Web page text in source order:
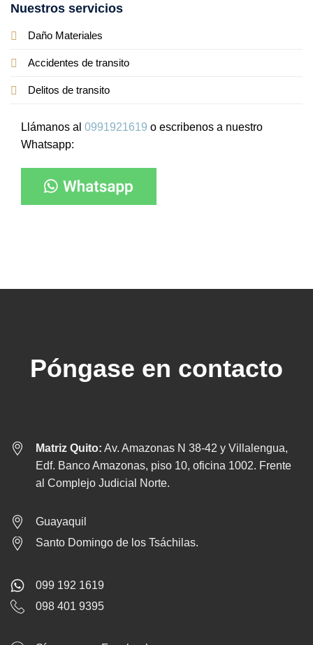
Nuestros servicios
Daño Materiales
Accidentes de transito
Delitos de transito
Llámanos al 0991921619 o escribenos a nuestro
Whatsapp:
Póngase en contacto
Matriz Quito: Av. Amazonas N 38-42 y Villalengua,
Edf. Banco Amazonas, piso 10, oficina 1002. Frente
al Complejo Judicial Norte.
Guayaquil
Santo Domingo de los Tsáchilas.
099 192 1619
098 401 9395